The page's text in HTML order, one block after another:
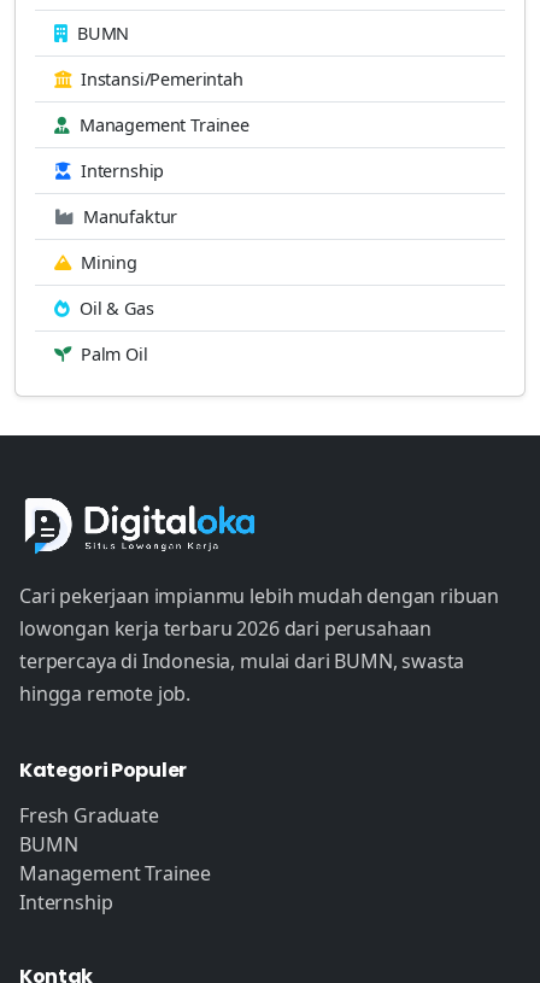
BUMN
Instansi/Pemerintah
Management Trainee
Internship
Manufaktur
Mining
Oil & Gas
Palm Oil
Cari pekerjaan impianmu lebih mudah dengan ribuan
lowongan kerja terbaru 2026 dari perusahaan
terpercaya di Indonesia, mulai dari BUMN, swasta
hingga remote job.
Kategori Populer
Fresh Graduate
BUMN
Management Trainee
Internship
Kontak